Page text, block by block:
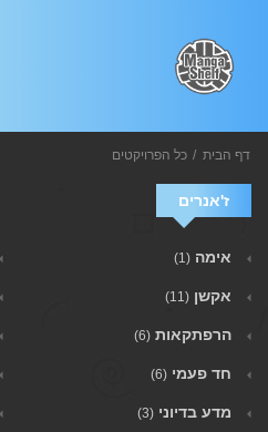
דף הבית כל הפרויקטים
ז'אנרים
אימה (1)
אקשן (11)
הרפתקאות (6)
חד פעמי (6)
מדע בדיוני (3)